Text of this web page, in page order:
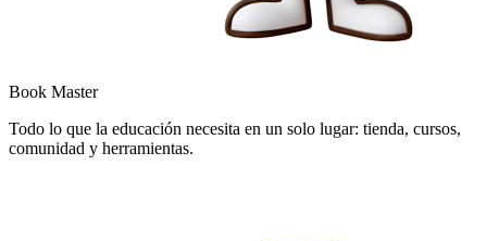
Book Master
Todo lo que la educación necesita en un solo lugar: tienda, cursos,
comunidad y herramientas.